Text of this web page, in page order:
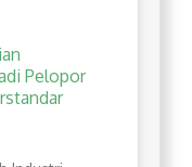
Pelopor